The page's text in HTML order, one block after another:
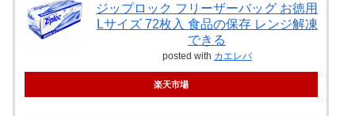
ジップロック フリーザーバッグ お徳用
Lサイズ 72枚入 食品の保存 レンジ解凍
できる
posted with カエレバ
楽天市場